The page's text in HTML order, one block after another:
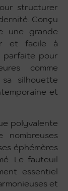
structurer
Conçu
une grande
et facile à
parfaite pour
comme
silhouette
et
polyvalente
éphémères
Le fauteuil
essentiel
et